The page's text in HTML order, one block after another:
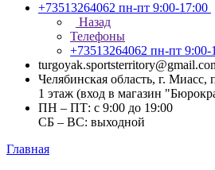
+73513264062 пн-пт 9:00-17:00
Назад
Телефоны
+73513264062 пн-пт 9:00-
Челябинская область, г. Миасс,
1 этаж (вход в магазин
ПН – ПТ: с 9:00 до 19:00
СБ – ВС: выходной
Главная